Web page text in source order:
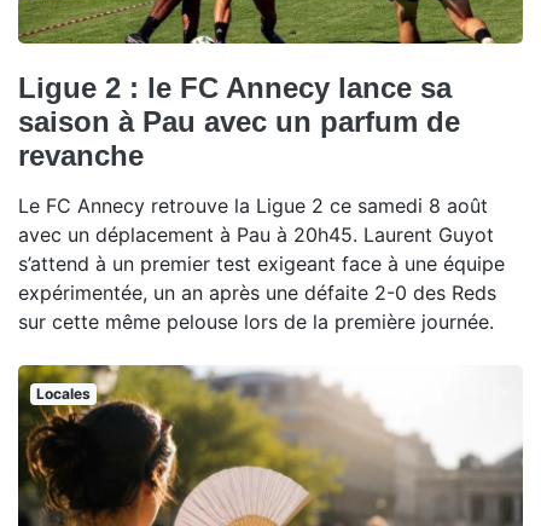
Ligue 2 : le FC Annecy lance sa
saison à Pau avec un parfum de
revanche
Le FC Annecy retrouve la Ligue 2 ce samedi 8 août
avec un déplacement à Pau à 20h45. Laurent Guyot
s’attend à un premier test exigeant face à une équipe
expérimentée, un an après une défaite 2-0 des Reds
sur cette même pelouse lors de la première journée.
Locales